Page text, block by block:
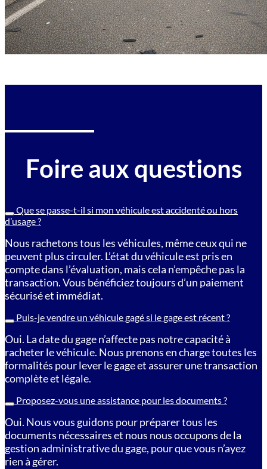
Foire aux questions
Que se passe-t-il si mon véhicule est accidenté ou hors
d’usage ?
Nous rachetons tous les véhicules, même ceux qui ne
peuvent plus circuler. L’état du véhicule est pris en
compte dans l’évaluation, mais cela n’empêche pas la
transaction. Vous bénéficiez toujours d’un paiement
sécurisé et immédiat.
Puis-je vendre un véhicule gagé si le gage est récent ?
Oui. La date du gage n’affecte pas notre capacité à
racheter le véhicule. Nous prenons en charge toutes les
formalités pour lever le gage et assurer une transaction
complète et légale.
Proposez-vous une assistance pour les documents ?
Oui. Nous vous guidons pour préparer tous les
documents nécessaires et nous nous occupons de la
gestion administrative du gage, pour que vous n’ayez
rien à gérer.